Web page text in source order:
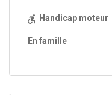
Handicap moteur
En famille